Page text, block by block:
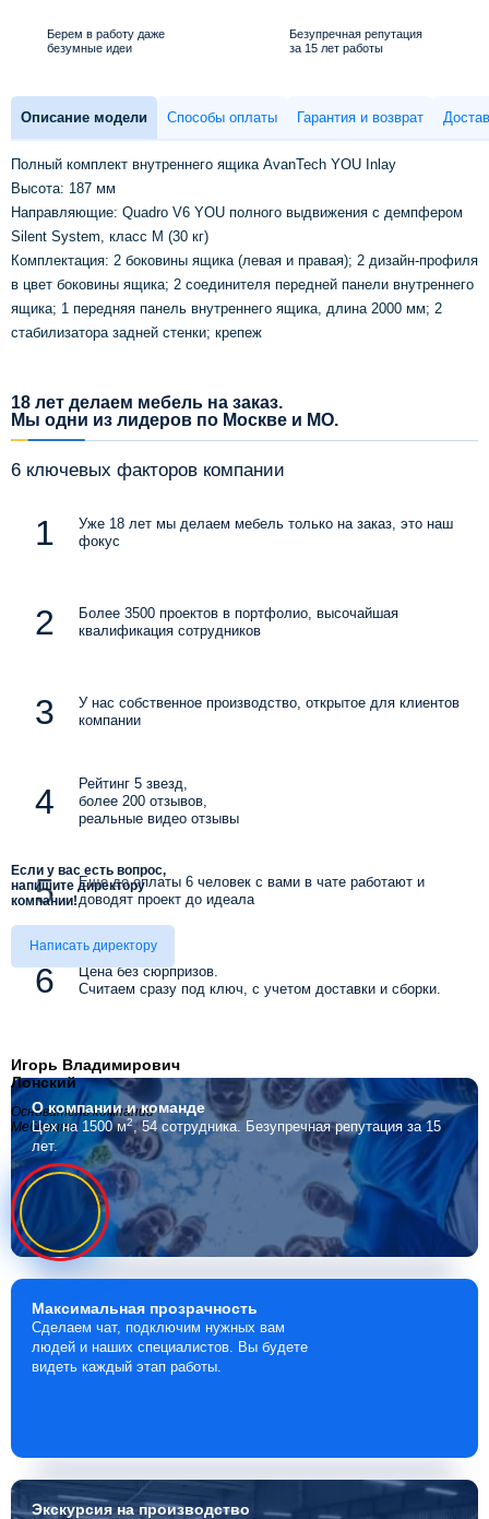
Берем в работу даже
безумные идеи
Безупречная репутация
за 15 лет работы
Описание модели Способы оплаты Гарантия и возврат
Полный комплект внутреннего ящика AvanTech YOU Inlay
Высота: 187 мм
Направляющие: Quadro V6 YOU полного выдвижения с демпфером
Silent System, класс M (30 кг)
Комплектация: 2 боковины ящика (левая и правая); 2 дизайн-профиля
в цвет боковины ящика; 2 соединителя передней панели внутреннего
ящика; 1 передняя панель внутреннего ящика, длина 2000 мм; 2
стабилизатора задней стенки; крепеж
18 лет делаем мебель на заказ.
Мы одни из лидеров по Москве и МО.
6 ключевых факторов компании
Уже 18 лет мы делаем мебель только на заказ, это наш
фокус
Более 3500 проектов в портфолио, высочайшая
квалификация сотрудников
У нас собственное производство, открытое для клиентов
компании
Рейтинг 5 звезд,
более 200 отзывов,
реальные видео отзывы
Еще до оплаты 6 человек с вами в чате работают и
доводят проект до идеала
Цена без сюрпризов.
Считаем сразу под ключ, с учетом доставки и сборки.
Если у вас есть вопрос,
напишите директору
компании!
Написать директору
Игорь Владимирович
Лонский
Основатель компании
Мебелино
О компаниии команде
Цех на 1500 м2, 54 сотрудника. Безупречная репутация за 15
лет.
Максимальная прозрачность
Сделаем чат, подключим нужных вам
людей и наших специалистов. Вы будете
видеть каждый этап работы.
Экскурсияна производство